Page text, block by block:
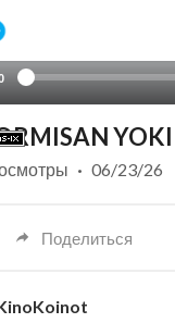
· 06/23/26
Поделиться